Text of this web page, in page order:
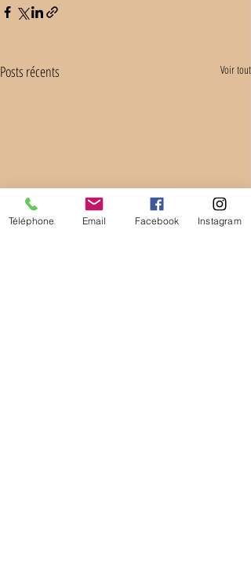
Posts récents Voir tout
Téléphone Email Facebook Instagram